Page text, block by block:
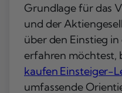
Grundlage für das
und der
über den Einstieg
erfahren möchtest,
kaufen Einsteiger-
umfassende